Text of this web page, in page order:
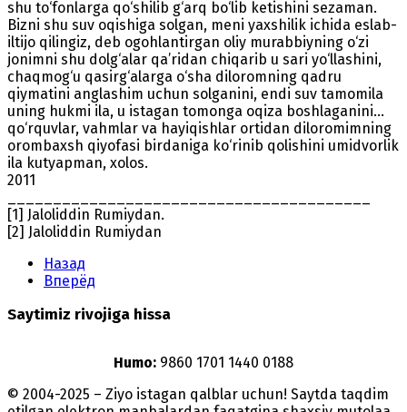
shu to‘fonlarga qo‘shilib g‘arq bo‘lib ketishini sezaman.
Bizni shu suv oqishiga solgan, meni yaxshilik ichida eslab-
iltijo qilingiz, deb ogohlantirgan oliy murabbiyning o‘zi
jonimni shu dolg‘alar qa’ridan chiqarib u sari yo‘llashini,
chaqmog‘u qasirg‘alarga o‘sha diloromning qadru
qiymatini anglashim uchun solganini, endi suv tamomila
uning hukmi ila, u istagan tomonga oqiza boshlaganini...
qo‘rquvlar, vahmlar va hayiqishlar ortidan diloromimning
orombaxsh qiyofasi birdaniga ko‘rinib qolishini umidvorlik
ila kutyapman, xolos.
2011
[1] Jaloliddin Rumiydan.
[2] Jaloliddin Rumiydan
Назад
Вперёд
Saytimiz rivojiga hissa
Humo: 9860 1701 1440 0188
© 2004-2025 – Ziyo istagan qalblar uchun! Saytda taqdim